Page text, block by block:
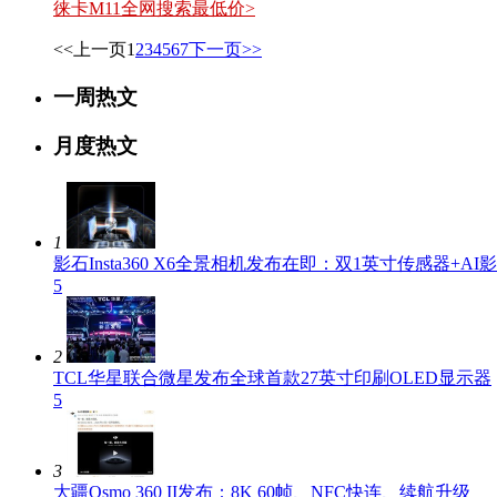
徕卡M11全网搜索最低价>
<<上一页1 234567下一页>>
一周热文
月度热文
1
影石Insta360 X6全景相机发布在即：双1英寸传感器+AI
5
2
TCL华星联合微星发布全球首款27英寸印刷OLED显示器
5
3
大疆Osmo 360 II发布：8K 60帧、NFC快连、续航升级